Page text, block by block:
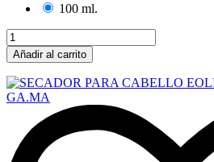
100 ml.
Añadir al carrito